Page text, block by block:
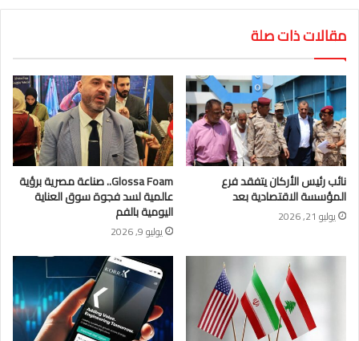
مقالات ذات صلة
نائب رئيس الأركان يتفقد فرع
المؤسسة الاقتصادية بعد
يوليو 21, 2026
Glossa Foam.. صناعة مصرية برؤية
عالمية لسد فجوة سوق العناية
اليومية بالفم
يوليو 9, 2026